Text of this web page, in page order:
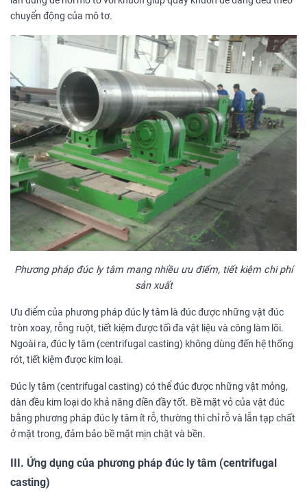
chuyển động của mô tơ.
Phương pháp đúc ly tâm mang nhiều ưu điểm, tiết kiệm chi phí
sản xuất
Ưu điểm của phương pháp đúc ly tâm là đúc được những vật đúc
tròn xoay, rỗng ruột, tiết kiệm được tối đa vật liệu và công làm lõi.
Ngoài ra, đúc ly tâm (centrifugal casting) không dùng đến hệ thống
rót, tiết kiệm được kim loại.
Đúc ly tâm (centrifugal casting) có thể đúc được những vật mỏng,
dàn đều kim loại do khả năng điền đầy tốt. Bề mặt vỏ của vật đúc
bằng phương pháp đúc ly tâm ít rỗ, thường thì chỉ rỗ và lẫn tạp chất
ở mặt trong, đảm bảo bề mặt mịn chặt và bền.
III. Ứng dụng của phương pháp đúc ly tâm (centrifugal
casting)